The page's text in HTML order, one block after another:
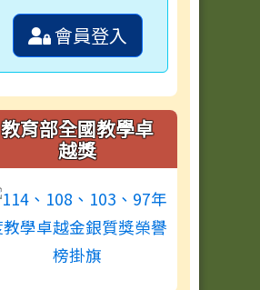
會員登入
教育部全國教學卓
越獎